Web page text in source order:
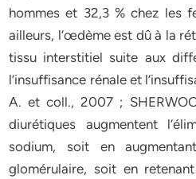
hommes et 32,3 % chez les
ailleurs, l’œdème est dû à la
tissu interstitiel suite aux
l’insuffisance rénale et
A. et coll., 2007 ;
diurétiques augmentent
sodium, soit en
glomérulaire, soit en